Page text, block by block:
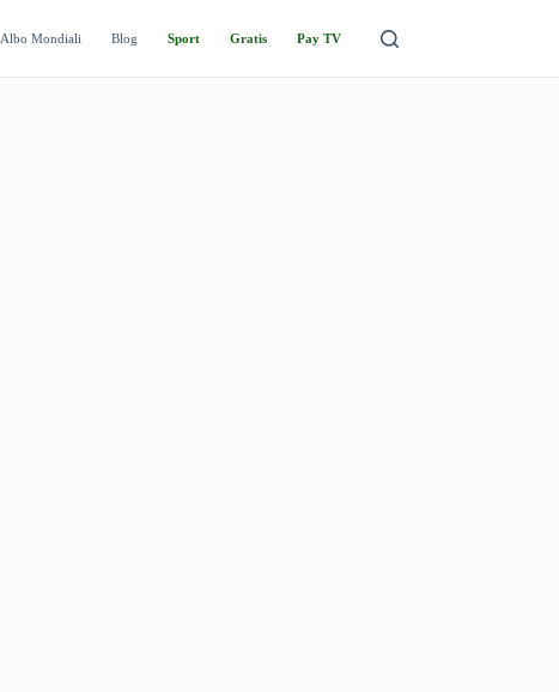
Albo Mondiali Blog Sport Gratis Pay TV